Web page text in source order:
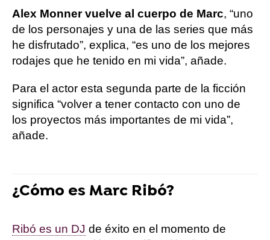
Alex Monner vuelve al cuerpo de Marc, “uno
de los personajes y una de las series que más
he disfrutado”, explica, “es uno de los mejores
rodajes que he tenido en mi vida”, añade.
Para el actor esta segunda parte de la ficción
significa “volver a tener contacto con uno de
los proyectos más importantes de mi vida”,
añade.
¿Cómo es Marc Ribó?
Ribó es un DJ de éxito en el momento de